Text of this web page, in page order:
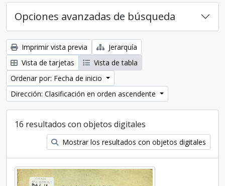
Opciones avanzadas de búsqueda
Imprimir vista previa
Jerarquía
Vista de tarjetas
Vista de tabla
Ordenar por: Fecha de inicio
Dirección: Clasificación en orden ascendente
16 resultados con objetos digitales
Mostrar los resultados con objetos digitales